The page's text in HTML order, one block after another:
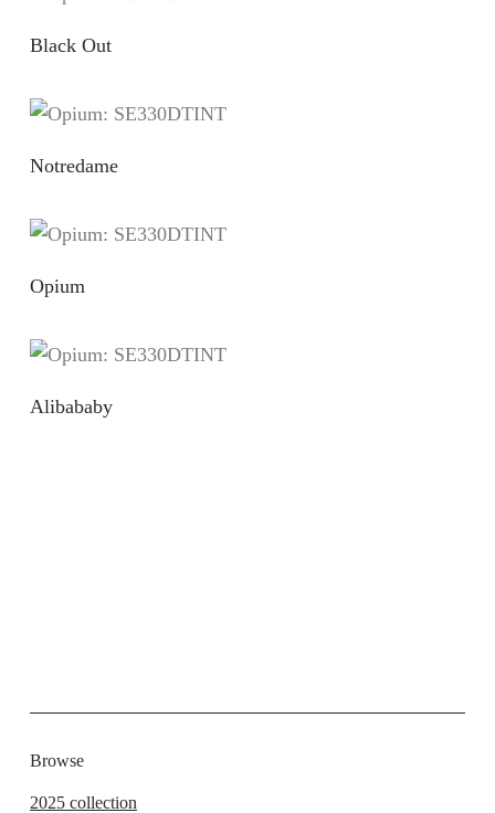
Black Out
Notredame
Opium
Alibababy
Browse
2025 collection